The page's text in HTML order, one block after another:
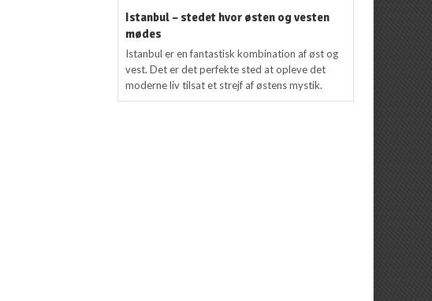
Istanbul – stedet hvor østen og vesten
mødes
Istanbul er en fantastisk kombination af øst og
vest. Det er det perfekte sted at opleve det
moderne liv tilsat et strejf af østens mystik.